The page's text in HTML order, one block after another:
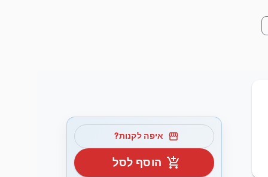
storefront איפה לקנות?
add_shopping_cart הוסף לסל